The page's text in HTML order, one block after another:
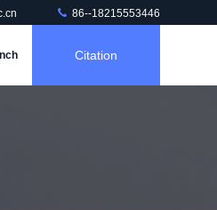
86--18215553446
Citation